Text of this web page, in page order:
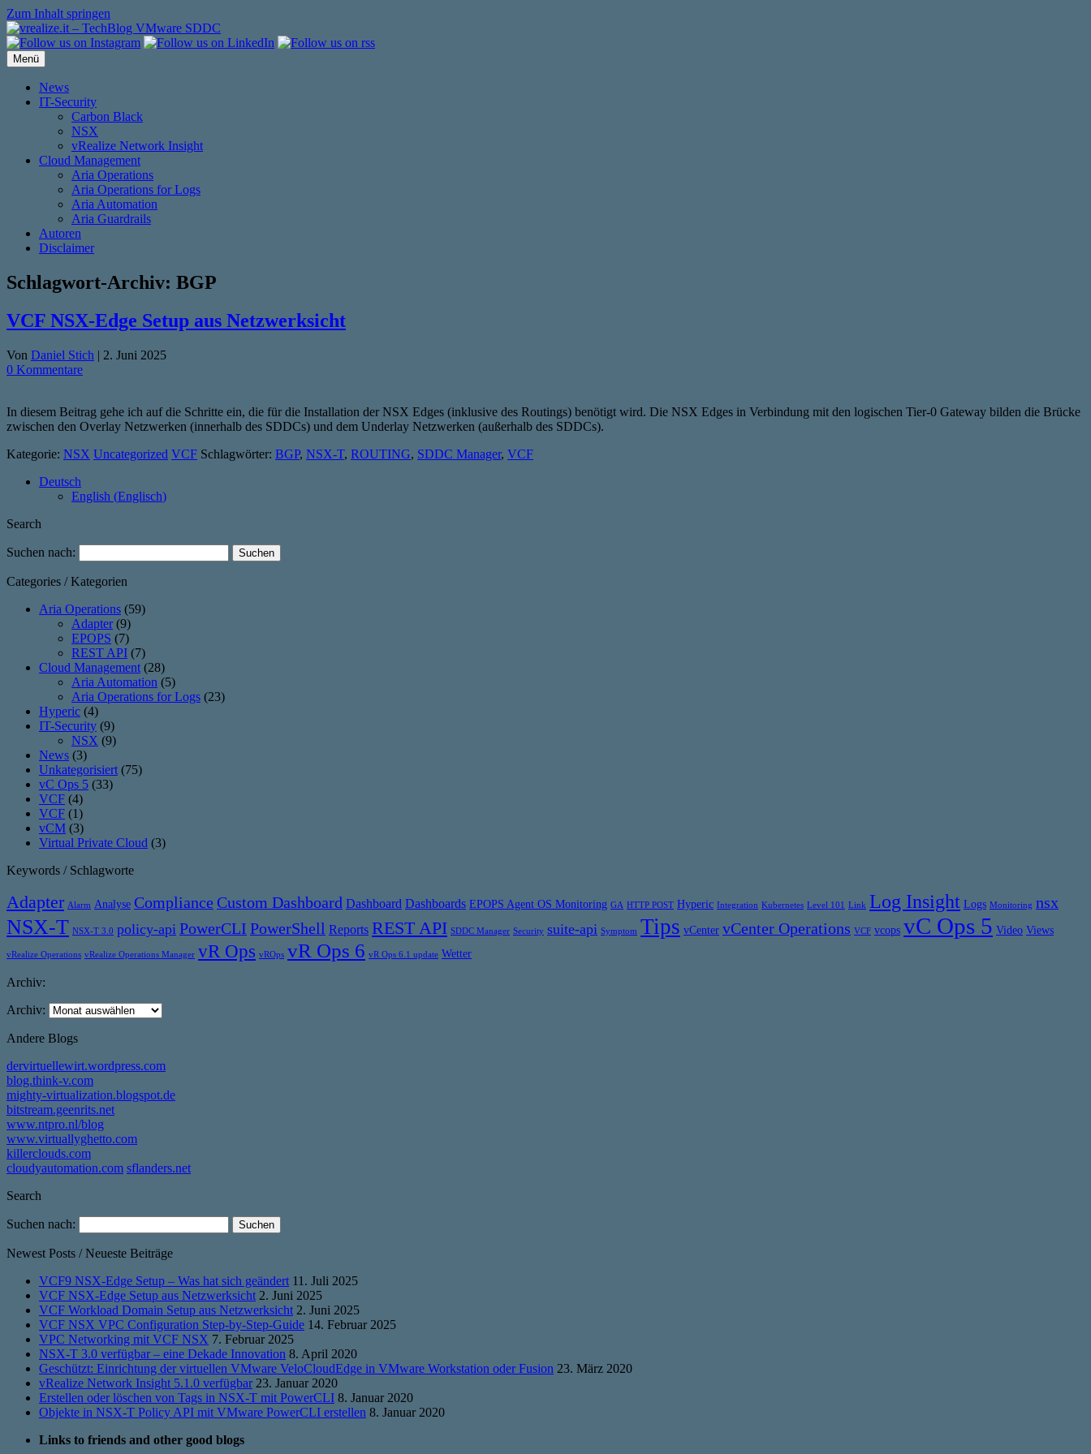
Zum Inhalt springen
Menü
News
IT-Security
Carbon Black
NSX
vRealize Network Insight
Cloud Management
Aria Operations
Aria Operations for Logs
Aria Automation
Aria Guardrails
Autoren
Disclaimer
Schlagwort-Archiv: BGP
VCF NSX-Edge Setup aus Netzwerksicht
Von Daniel Stich | 2. Juni 2025
0 Kommentare
In diesem Beitrag gehe ich auf die Schritte ein, die für die Installation der NSX Edges (inklusive des Routings) benötigt wird. Die NSX Edges in Verbindung mit den logischen Tier-0 Gateway bilden die Brücke
zwischen den Overlay Netzwerken (innerhalb des SDDCs) und dem Underlay Netzwerken (außerhalb des SDDCs).
Kategorie: NSX Uncategorized VCF Schlagwörter: BGP, NSX-T, ROUTING, SDDC Manager, VCF
Deutsch
English (Englisch)
Search
Suchen nach:
Categories / Kategorien
Aria Operations (59)
Adapter (9)
EPOPS (7)
REST API (7)
Cloud Management (28)
Aria Automation (5)
Aria Operations for Logs (23)
Hyperic (4)
IT-Security (9)
NSX (9)
News (3)
Unkategorisiert (75)
vC Ops 5 (33)
VCF (4)
VCF (1)
vCM (3)
Virtual Private Cloud (3)
Keywords / Schlagworte
Adapter Alarm Analyse Compliance Custom Dashboard Dashboard Dashboards EPOPS Agent OS Monitoring GA HTTP POST Hyperic Integration Kubernetes Level 101 Link Log Insight Logs Monitoring nsx
NSX-T NSX-T 3.0 policy-api PowerCLI PowerShell Reports REST API SDDC Manager Security suite-api Symptom Tips vCenter vCenter Operations VCF vcops vC Ops 5 Video Views
vRealize Operations vRealize Operations Manager vR Ops vROps vR Ops 6 vR Ops 6.1 update Wetter
Archiv:
Archiv:
Andere Blogs
dervirtuellewirt.wordpress.com
blog.think-v.com
mighty-virtualization.blogspot.de
bitstream.geenrits.net
www.ntpro.nl/blog
www.virtuallyghetto.com
killerclouds.com
cloudyautomation.com sflanders.net
Search
Suchen nach:
Newest Posts / Neueste Beiträge
VCF9 NSX-Edge Setup – Was hat sich geändert 11. Juli 2025
VCF NSX-Edge Setup aus Netzwerksicht 2. Juni 2025
VCF Workload Domain Setup aus Netzwerksicht 2. Juni 2025
VCF NSX VPC Configuration Step-by-Step-Guide 14. Februar 2025
VPC Networking mit VCF NSX 7. Februar 2025
NSX-T 3.0 verfügbar – eine Dekade Innovation 8. April 2020
Geschützt: Einrichtung der virtuellen VMware VeloCloudEdge in VMware Workstation oder Fusion 23. März 2020
vRealize Network Insight 5.1.0 verfügbar 23. Januar 2020
Erstellen oder löschen von Tags in NSX-T mit PowerCLI 8. Januar 2020
Objekte in NSX-T Policy API mit VMware PowerCLI erstellen 8. Januar 2020
Links to friends and other good blogs